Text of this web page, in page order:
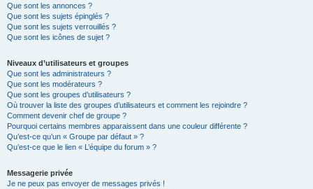
Que sont les annonces ?
Que sont les sujets épinglés ?
Que sont les sujets verrouillés ?
Que sont les icônes de sujet ?
Niveaux d’utilisateurs et groupes
Que sont les administrateurs ?
Que sont les modérateurs ?
Que sont les groupes d’utilisateurs ?
Où trouver la liste des groupes d’utilisateurs et comment les rejoindre ?
Comment devenir chef de groupe ?
Pourquoi certains membres apparaissent dans une couleur différente ?
Qu’est-ce qu’un « Groupe par défaut » ?
Qu’est-ce que le lien « L’équipe du forum » ?
Messagerie privée
Je ne peux pas envoyer de messages privés !